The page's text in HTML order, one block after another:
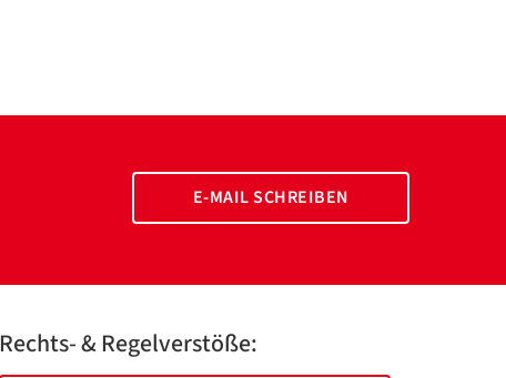
E-MAIL SCHREIBEN
Rechts- & Regelverstöße: